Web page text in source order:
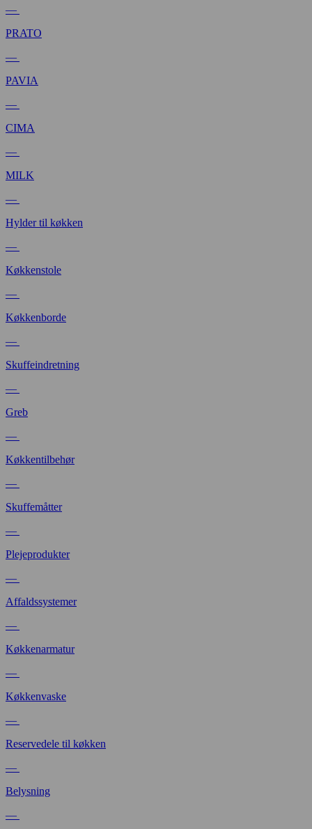
—
PRATO
—
PAVIA
—
CIMA
—
MILK
—
Hylder til køkken
—
Køkkenstole
—
Køkkenborde
—
Skuffeindretning
—
Greb
—
Køkkentilbehør
—
Skuffemåtter
—
Plejeprodukter
—
Affaldssystemer
—
Køkkenarmatur
—
Køkkenvaske
—
Reservedele til køkken
—
Belysning
—